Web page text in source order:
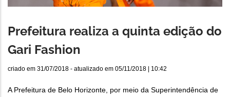
Prefeitura realiza a quinta edição do
Gari Fashion
criado em 31/07/2018 - atualizado em 05/11/2018 | 10:42
A Prefeitura de Belo Horizonte, por meio da Superintendência de